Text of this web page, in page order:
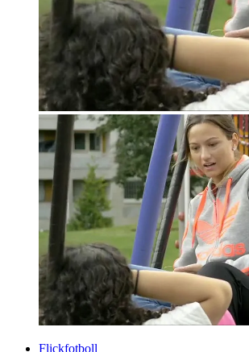
Flickfotboll